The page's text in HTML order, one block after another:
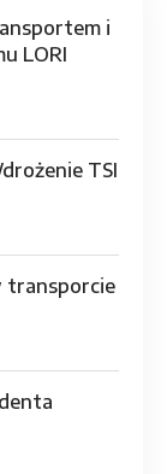
i
LORI
TSI
transporcie